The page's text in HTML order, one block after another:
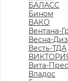
БАЛАСС
Бином
ВАКО
Вентана-
Весна-
Весть-ТДА
Вита-
Владос